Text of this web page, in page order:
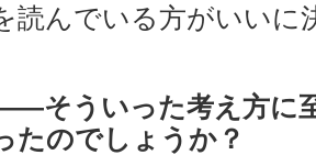
読んでいる方がいいに
そういった考え方に
たのでしょうか？